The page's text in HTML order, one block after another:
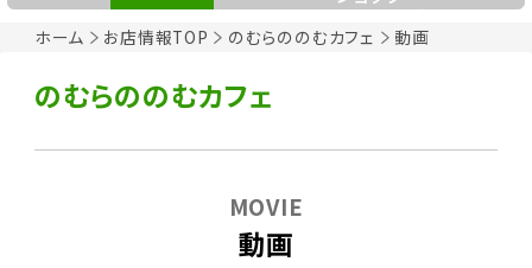
ホーム お店情報TOP のむらののむカフェ 動画
のむらののむカフェ
動画
MOVIE